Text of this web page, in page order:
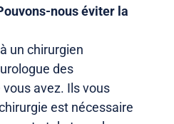
nous éviter la
un chirurgien
des
avez. Ils vous
est nécessaire